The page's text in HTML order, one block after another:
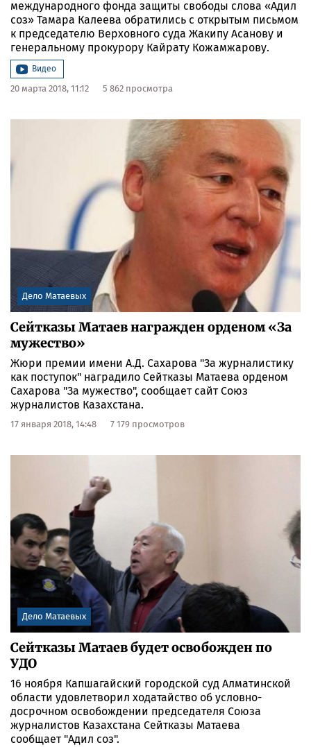
международного фонда защиты свободы слова «Адил
соз» Тамара Калеева обратились с открытым письмом
к председателю Верховного суда Жакипу Асанову и
генеральному прокурору Кайрату Кожамжарову.
Видео
20 марта 2018, 11:12 5 862 просмотра
Дело Матаевых
Сейтказы Матаев награжден орденом «За
мужество»
Жюри премии имени А.Д. Сахарова "За журналистику
как поступок" наградило Сейтказы Матаева орденом
Сахарова "За мужество", сообщает сайт Союз
журналистов Казахстана.
17 января 2018, 14:48 7 179 просмотров
Дело Матаевых
Сейтказы Матаев будет освобожден по
УДО
16 ноября Капшагайский городской суд Алматинской
области удовлетворил ходатайство об условно-
досрочном освобождении председателя Союза
журналистов Казахстана Сейтказы Матаева
сообщает "Адил соз".